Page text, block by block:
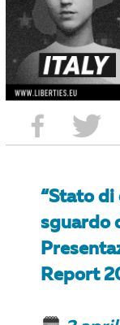
“Stato
sguardo
Report